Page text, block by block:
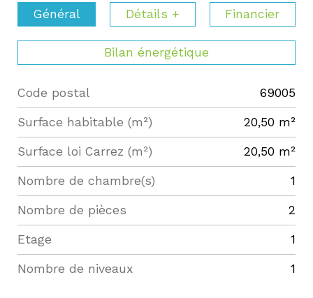
Général Détails + Financier
Bilan énergétique
Label Value
Code postal 69005
Surface habitable (m²) 20,50 m²
Surface loi Carrez (m²) 20,50 m²
Nombre de chambre(s) 1
Nombre de pièces 2
Etage 1
Nombre de niveaux 1